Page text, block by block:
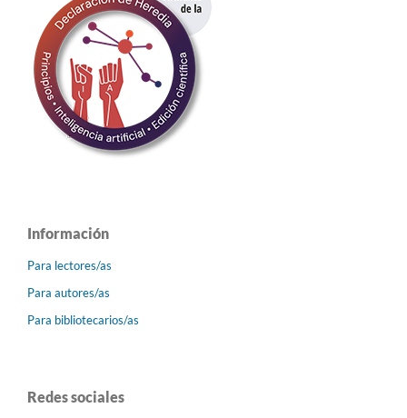
Información
Para lectores/as
Para autores/as
Para bibliotecarios/as
Redes sociales